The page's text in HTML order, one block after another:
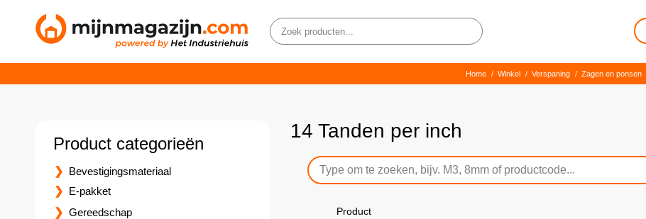
Home / Winkel / Verspaning / Zagen en ponsen
14 Tanden per inch
Product
Product categorieën
Bevestigingsmateriaal
E-pakket
Gereedschap